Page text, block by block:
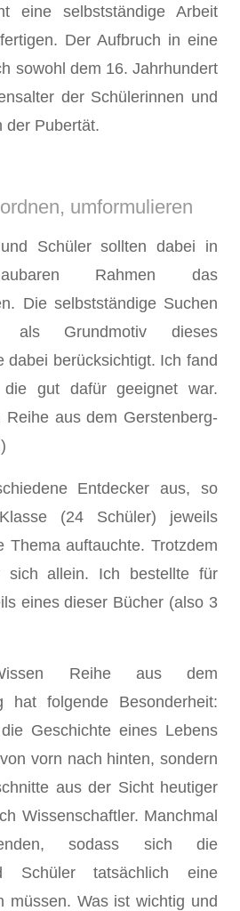
eine selbstständige Arbeit
Der Aufbruch in eine
sowohl dem 16. Jahrhundert
der Schülerinnen und
der Pubertät.
umformulieren
Schüler sollten dabei in
Rahmen das
Die selbstständige Suchen
als Grundmotiv dieses
dabei berücksichtigt. Ich fand
die gut dafür geeignet war.
Reihe aus dem Gerstenberg-
Entdecker aus, so
(24 Schüler) jeweils
Thema auftauchte. Trotzdem
sich allein. Ich bestellte für
eines dieser Bücher (also 3
Reihe aus dem
hat folgende Besonderheit:
Geschichte eines Lebens
vorn nach hinten, sondern
aus der Sicht heutiger
Wissenschaftler. Manchmal
sodass sich die
Schüler tatsächlich eine
müssen. Was ist wichtig und